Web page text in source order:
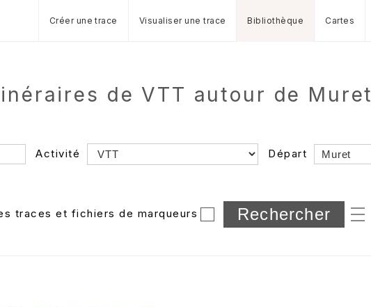
Créer une trace Visualiser une trace Bibliothèque Cartes
de VTT autour de Muret
Activité Départ
Dossier
et sous-dossiers
traces et fichiers de marqueurs